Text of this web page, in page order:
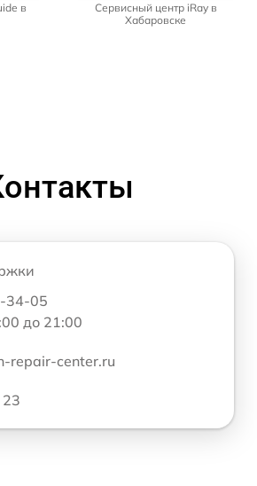
в
Сервисный центр iRay в
Хабаровске
34-05
до 21:00
repair-center.ru